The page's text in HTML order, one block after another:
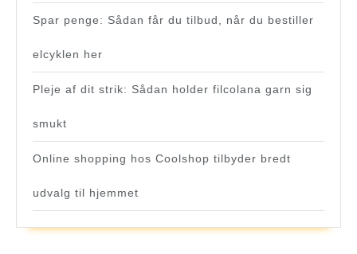
Spar penge: Sådan får du tilbud, når du bestiller
elcyklen her
Pleje af dit strik: Sådan holder filcolana garn sig
smukt
Online shopping hos Coolshop tilbyder bredt
udvalg til hjemmet